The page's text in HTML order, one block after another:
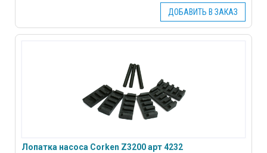
ДОБАВИТЬ В ЗАКАЗ
Лопатка насоса Corken Z3200 арт 4232